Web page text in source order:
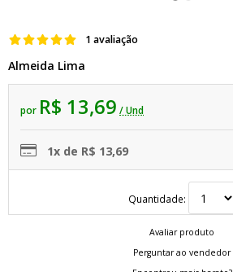
1 avaliação
Almeida Lima
por R$ 13,69 / Und
1x de R$ 13,69
Quantidade:
Avaliar produto
Perguntar ao vendedor